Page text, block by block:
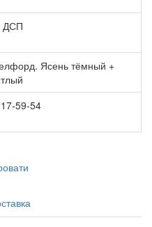
ДСП
Ясень тёмный +
59-54